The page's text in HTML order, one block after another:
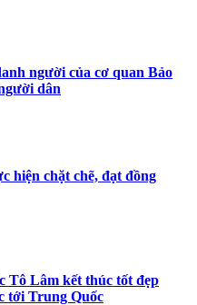
người của cơ quan Bảo
dân
hiện chặt chẽ, đạt đồng
Tô Lâm kết thúc tốt đẹp
tới Trung Quốc